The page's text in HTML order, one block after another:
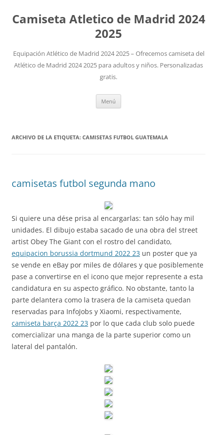
Camiseta Atletico de Madrid 2024
2025
Equipación Atlético de Madrid 2024 2025 – Ofrecemos camiseta del
Atlético de Madrid 2024 2025 para adultos y niños. Personalizadas
gratis.
Menú
ARCHIVO DE LA ETIQUETA: CAMISETAS FUTBOL GUATEMALA
camisetas futbol segunda mano
Si quiere una dése prisa al encargarlas: tan sólo hay mil
unidades. El dibujo estaba sacado de una obra del street
artist Obey The Giant con el rostro del candidato,
equipacion borussia dortmund 2022 23 un poster que ya
se vende en eBay por miles de dólares y que posiblemente
pase a convertirse en el icono que mejor represente a esta
candidatura en su aspecto gráfico. No obstante, tanto la
parte delantera como la trasera de la camiseta quedan
reservadas para InfoJobs y Xiaomi, respectivamente,
camiseta barça 2022 23 por lo que cada club solo puede
comercializar una manga de la parte superior como un
lateral del pantalón.